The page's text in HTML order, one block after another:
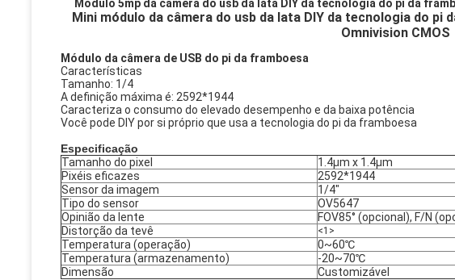
Módulo 5mp da câmera do usb da lata DIY da tecnologia do pi da
Mini módulo da câmera do usb da lata DIY da tecnologia do pi
Omnivision CMOS
Módulo da câmera de USB do pi da framboesa
Características
Tamanho: 1/4
A definição máxima é: 2592*1944
Caracteriza o consumo do elevado desempenho e da baixa potência
Você pode DIY por si próprio que usa a tecnologia do pi da framboesa
Especificação
Tamanho do pixel
1.4μm x 1.4μm
Pixéis eficazes
2592*1944
Sensor da imagem
1/4"
Tipo do sensor
OV5647
Opinião da lente
FOV85° (opcional), F/N
Distorção da tevê
<1>
Temperatura (operação)
0~60℃
Temperatura (armazenamento)
-20~70℃
Dimensão
Customizável